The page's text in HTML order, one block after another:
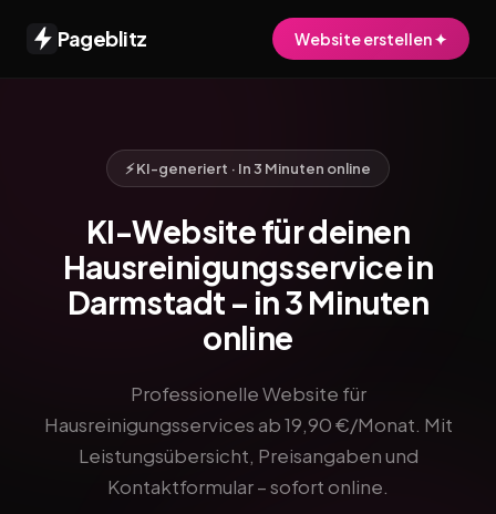
Pageblitz Website erstellen ✦
⚡ KI-generiert · In 3 Minuten online
KI-Website für deinen
Hausreinigungsservice in
Darmstadt – in 3 Minuten
online
Professionelle Website für
Hausreinigungsservices ab 19,90 €/Monat. Mit
Leistungsübersicht, Preisangaben und
Kontaktformular – sofort online.